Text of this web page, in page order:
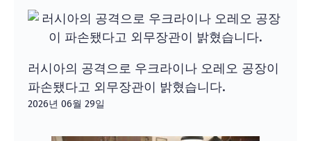
러시아의 공격으로 우크라이나 오레오 공장이
파손됐다고 외무장관이 밝혔습니다.
2026년 06월 29일